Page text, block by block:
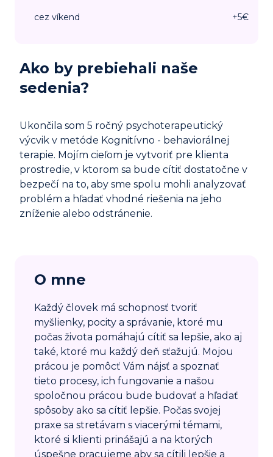
cez víkend +5€
Ako by prebiehali naše
sedenia?
Ukončila som 5 ročný psychoterapeutický
výcvik v metóde Kognitívno - behaviorálnej
terapie. Mojím cieľom je vytvoriť pre klienta
prostredie, v ktorom sa bude cítiť dostatočne v
bezpečí na to, aby sme spolu mohli analyzovať
problém a hľadať vhodné riešenia na jeho
zníženie alebo odstránenie.
O mne
Každý človek má schopnosť tvoriť
myšlienky, pocity a správanie, ktoré mu
počas života pomáhajú cítiť sa lepšie, ako aj
také, ktoré mu každý deň sťažujú. Mojou
prácou je pomôcť Vám nájsť a spoznať
tieto procesy, ich fungovanie a našou
spoločnou prácou bude budovať a hľadať
spôsoby ako sa cítiť lepšie. Počas svojej
praxe sa stretávam s viacerými témami,
ktoré si klienti prinášajú a na ktorých
úspešne pracujeme aby sa cítili lepšie a